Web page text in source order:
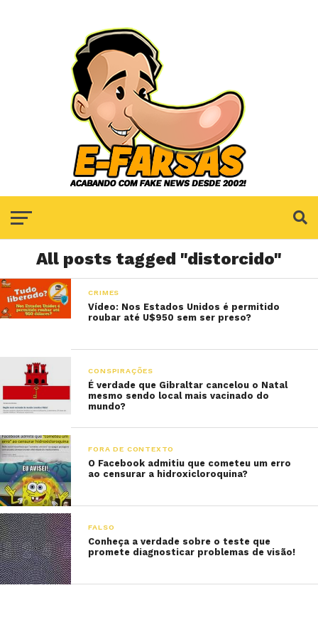
All posts tagged "distorcido"
CRIMES
Vídeo: Nos Estados Unidos é permitido
roubar até U$950 sem ser preso?
CONSPIRAÇÕES
É verdade que Gibraltar cancelou o Natal
mesmo sendo local mais vacinado do
mundo?
FORA DE CONTEXTO
O Facebook admitiu que cometeu um erro
ao censurar a hidroxicloroquina?
FALSO
Conheça a verdade sobre o teste que
promete diagnosticar problemas de visão!